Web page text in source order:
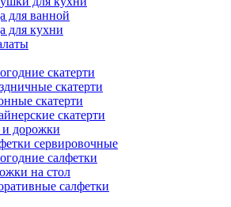
для ванной
для кухни
скатерти
скатерти
скатерти
скатерти
дорожки
сервировочные
салфетки
на стол
салфетки